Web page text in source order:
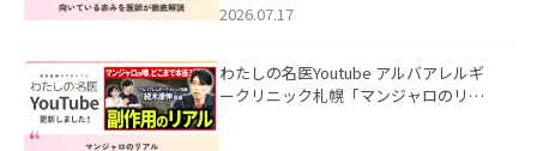
した。
2026.07.17
わたしの名医Youtube アルバアレルギ
ークリニック札幌「マンジャロのリア